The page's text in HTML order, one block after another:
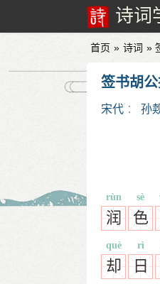
诗词
首页 » 诗词 »
签书胡
宋代 ： 孙
润
rùn
色
sè
却
què
日
rì